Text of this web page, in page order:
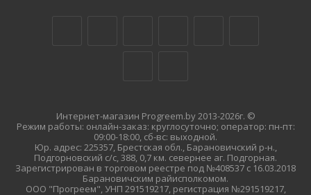
Интернет-магазин Progreem.by 2013-2026г. ©
Режим работы: онлайн-заказ: круглосуточно; оператор: пн-пт:
09:00-18:00, сб-вс: выходной.
Юр. адрес: 225357, Брестская обл., Барановичский р-н.,
Подгорновский с/с, 388, 0,7 км. севернее аг. Подгорная.
Зарегистрирован в торговом реестре под №408537 с 16.03.2018
Барановичским райисполкомом.
ООО "Прогреем", УНП 291519217, регистрация №291519217,